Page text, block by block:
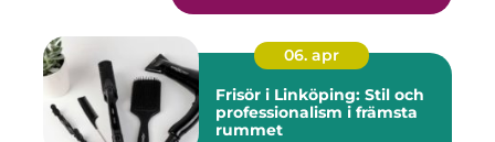
06. apr
Frisör i Linköping: Stil och
professionalism i främsta
rummet